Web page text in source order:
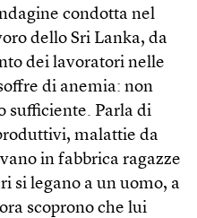
condotta nel
dello Sri Lanka, da
dei lavoratori nelle
di anemia: non
sufficiente. Parla di
malattie da
in fabbrica ragazze
si legano a un uomo, a
scoprono che lui